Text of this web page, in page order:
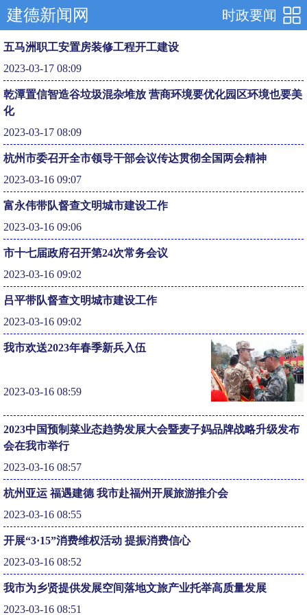
时政要闻
建德新闻网
五马洲职工安置房装修工程开工建设
2023-03-17 08:09
乾潭置信智造谷垃圾混杂堆放 营商环境要优化园区环境也要美
化
2023-03-17 08:09
杭州市委召开全市领导干部会议传达贯彻全国两会精神
2023-03-16 09:07
富永伟带队督查文明城市建设工作
2023-03-16 09:06
市十七届政府召开第24次常务会议
2023-03-16 09:02
吕平带队督查文明城市建设工作
2023-03-16 09:02
我市欢送2023年春季新兵入伍
2023-03-16 08:59
2023中国预制菜业态趋势发展大会暨麦子妈品牌战略升级发布
会在我市举行
2023-03-16 08:57
杭州亚运 福遇建德 我市赴福州开展旅游推介会
2023-03-16 08:55
开展“3·15”消费维权活动 提振消费信心
2023-03-16 08:52
我市为乡贤提供发展空间落地文旅产业托举高质量发展
2023-03-16 08:51